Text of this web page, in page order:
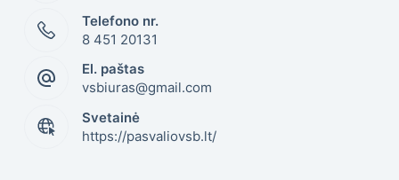
Telefono nr.
8 451 20131
El. paštas
vsbiuras@gmail.com
Svetainė
https://pasvaliovsb.lt/